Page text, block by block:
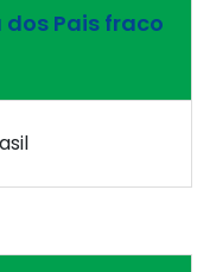
Pais fraco